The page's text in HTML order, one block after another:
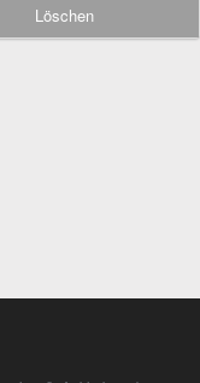
Löschen